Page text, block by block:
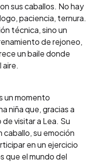
sus caballos. No hay
paciencia, ternura.
técnica, sino un
de rejoneo,
un baile donde
un momento
niña que, gracias a
visitar a Lea. Su
caballo, su emoción
en un ejercicio
que el mundo del